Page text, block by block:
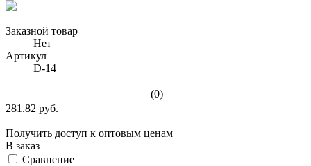
Заказной товар
Нет
Артикул
D-14
(0)
281.82 руб.
Получить доступ к оптовым ценам
В заказ
Сравнение